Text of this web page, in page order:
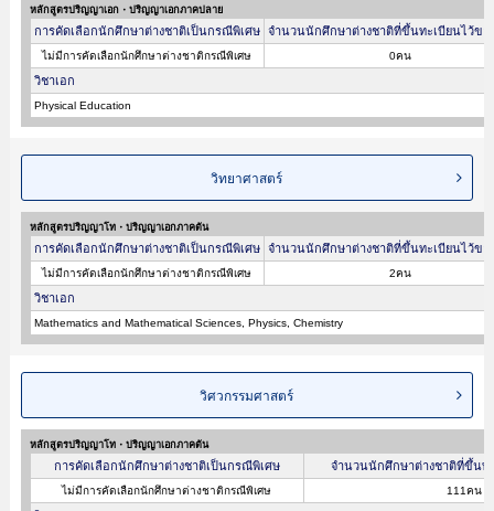
หลักสูตรปริญญาเอก・ปริญญาเอกภาคปลาย
การคัดเลือกนักศึกษาต่างชาติเป็นกรณีพิเศษ จำนวนนักศึกษาต่างชาติที่ขึ้นทะเบียนไว้ขอ
ไม่มีการคัดเลือกนักศึกษาต่างชาติกรณีพิเศษ 0คน
วิชาเอก
Physical Education
วิทยาศาสตร์
หลักสูตรปริญญาโท・ปริญญาเอกภาคต้น
การคัดเลือกนักศึกษาต่างชาติเป็นกรณีพิเศษ จำนวนนักศึกษาต่างชาติที่ขึ้นทะเบียนไว้ขอ
ไม่มีการคัดเลือกนักศึกษาต่างชาติกรณีพิเศษ 2คน
วิชาเอก
Mathematics and Mathematical Sciences, Physics, Chemistry
วิศวกรรมศาสตร์
หลักสูตรปริญญาโท・ปริญญาเอกภาคต้น
การคัดเลือกนักศึกษาต่างชาติเป็นกรณีพิเศษ จำนวนนักศึกษาต่างชาติที่ขึ้นท
ไม่มีการคัดเลือกนักศึกษาต่างชาติกรณีพิเศษ 111คน